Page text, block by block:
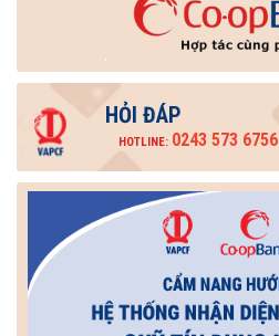
HỎI ĐÁP
HOTLINE: 0243 573 6756